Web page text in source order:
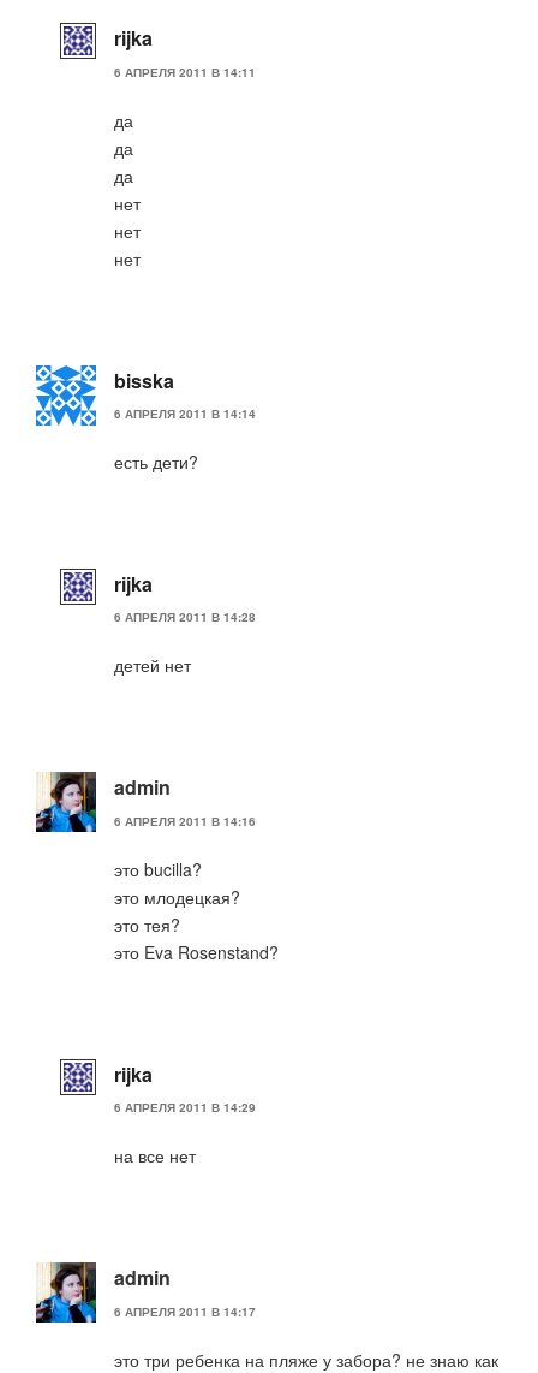
rijka
6 АПРЕЛЯ 2011 В 14:11
да
да
да
нет
нет
нет
bisska
6 АПРЕЛЯ 2011 В 14:14
есть дети?
rijka
6 АПРЕЛЯ 2011 В 14:28
детей нет
admin
6 АПРЕЛЯ 2011 В 14:16
это bucilla?
это млодецкая?
это тея?
это Eva Rosenstand?
rijka
6 АПРЕЛЯ 2011 В 14:29
на все нет
admin
6 АПРЕЛЯ 2011 В 14:17
это три ребенка на пляже у забора? не знаю как